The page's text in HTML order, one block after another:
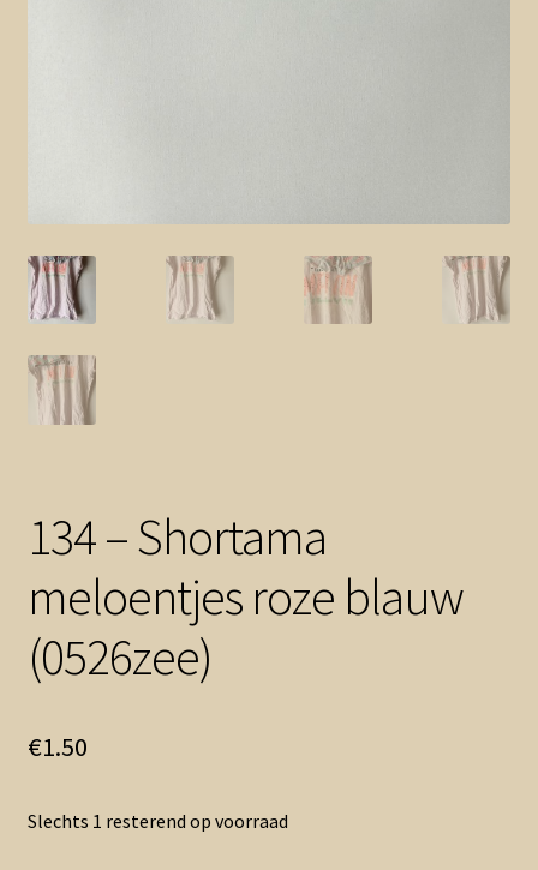
134 – Shortama
meloentjes roze blauw
(0526zee)
€1.50
Slechts 1 resterend op voorraad